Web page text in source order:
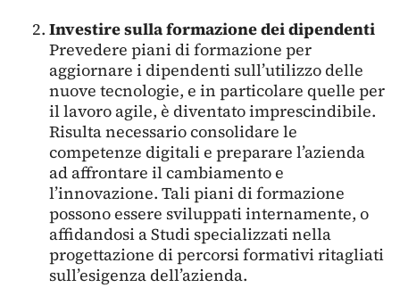
Investire sulla formazione dei dipendenti
Prevedere piani di formazione per
aggiornare i dipendenti sull’utilizzo delle
nuove tecnologie, e in particolare quelle per
il lavoro agile, è diventato imprescindibile.
Risulta necessario consolidare le
competenze digitali e preparare l’azienda
ad affrontare il cambiamento e
l’innovazione. Tali piani di formazione
possono essere sviluppati internamente, o
affidandosi a Studi specializzati nella
progettazione di percorsi formativi ritagliati
sull’esigenza dell’azienda.